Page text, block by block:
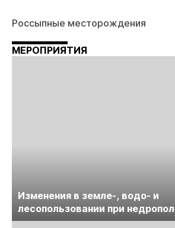
Россыпные месторождения
МЕРОПРИЯТИЯ
Изменения в земле-, водо- и
лесопользовании при
обсудят на семинаре